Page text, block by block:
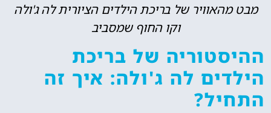
מבט מהאוויר של בריכת הילדים הציורית לה ג'ולה
וקו החוף שמסביב
ההיסטוריה של בריכת
הילדים לה ג'ולה: איך זה
התחיל?